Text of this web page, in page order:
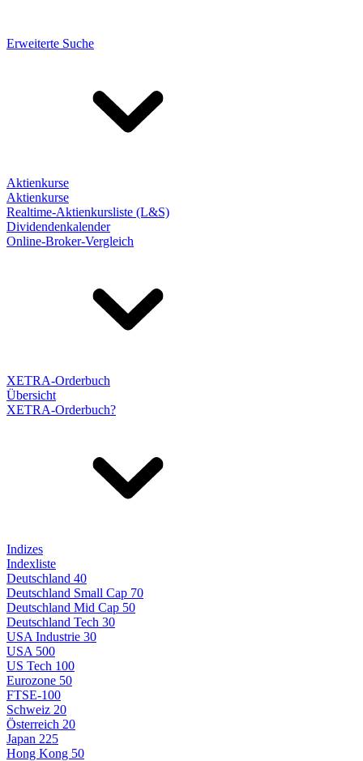
Erweiterte Suche
Aktienkurse
Aktienkurse
Realtime-Aktienkursliste (L&S)
Dividendenkalender
Online-Broker-Vergleich
XETRA-Orderbuch
Übersicht
XETRA-Orderbuch?
Indizes
Indexliste
Deutschland 40
Deutschland Small Cap 70
Deutschland Mid Cap 50
Deutschland Tech 30
USA Industrie 30
USA 500
US Tech 100
Eurozone 50
FTSE-100
Schweiz 20
Österreich 20
Japan 225
Hong Kong 50